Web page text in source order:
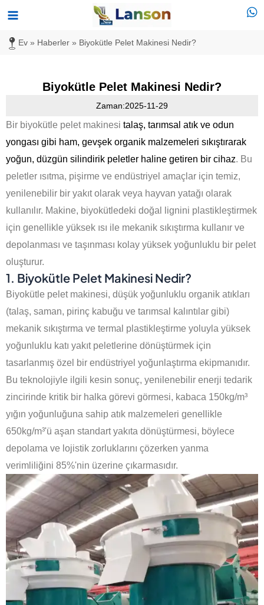
İçeriğe
Ana
Menü
Ev» Haberler» Biyokütle Pelet Makinesi Nedir?
Biyokütle Pelet Makinesi Nedir?
Zaman:2025-11-29
Bir biyokütle pelet makinesi talaş, tarımsal atık ve odun
yongası gibi ham, gevşek organik malzemeleri sıkıştırarak
yoğun, düzgün silindirik peletler haline getiren bir cihaz. Bu
peletler ısıtma, pişirme ve endüstriyel amaçlar için temiz,
yenilenebilir bir yakıt olarak veya hayvan yatağı olarak
kullanılır. Makine, biyokütledeki doğal lignini plastikleştirmek
için genellikle yüksek ısı ile mekanik sıkıştırma kullanır ve
depolanması ve taşınması kolay yüksek yoğunluklu bir pelet
oluşturur.
1. Biyokütle Pelet Makinesi Nedir?
Biyokütle pelet makinesi, düşük yoğunluklu organik atıkları
(talaş, saman, pirinç kabuğu ve tarımsal kalıntılar gibi)
mekanik sıkıştırma ve termal plastikleştirme yoluyla yüksek
yoğunluklu katı yakıt peletlerine dönüştürmek için
tasarlanmış özel bir endüstriyel yoğunlaştırma ekipmanıdır.
Bu teknolojiyle ilgili kesin sonuç, yenilenebilir enerji tedarik
zincirinde kritik bir halka görevi görmesi, kabaca 150kg/m³
yığın yoğunluğuna sahip atık malzemeleri genellikle
650kg/m³'ü aşan standart yakıta dönüştürmesi, böylece
depolama ve lojistik zorluklarını çözerken yanma
verimliliğini 85%'nin üzerine çıkarmasıdır.